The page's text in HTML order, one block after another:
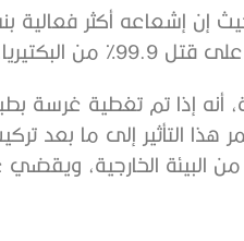
أنه إذا تم تغطية غرسة
التأثير إلى ما بعد
البيئة الخارجية،